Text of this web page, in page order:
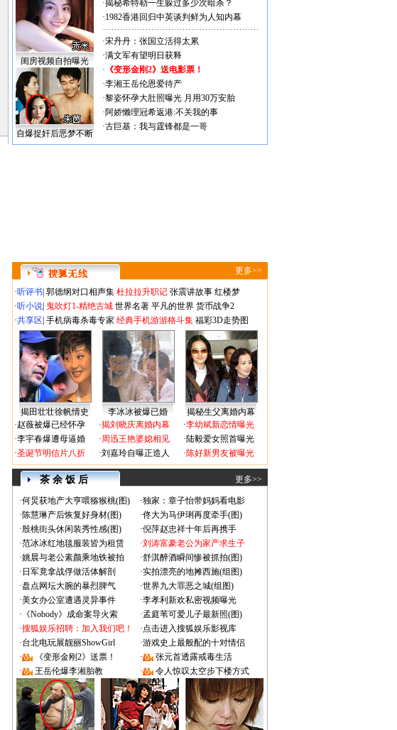
闺房视频自拍曝光
自爆捉奸后恶梦不断
·揭秘希特勒一生躲过多少次暗杀？
·1982香港回归中英谈判鲜为人知内幕
·宋丹丹：张国立活得太累
·满文军有望明日获释
· 《变形金刚2》送电影票！
·李湘王岳伦恩爱待产
·黎姿怀孕大肚照曝光 月用30万安胎
·阿娇懒理冠希返港:不关我的事
·古巨基：我与霆锋都是一哥
更多>>
·听评书 郭德纲对口相声集 杜拉拉升职记 张震讲故事 红楼梦
·听小说 鬼吹灯1-精绝古城 世界名著 平凡的世界 货币战争2
·共享区 手机病毒杀毒专家 经典手机游游格斗集 福彩3D走势图
揭田壮壮徐帆情史 李冰冰被爆已婚
揭秘生父离婚内幕
·赵薇被爆已经怀孕
·李宇春爆遭母逼婚
·圣诞节明信片八折
·揭刘晓庆离婚内幕
·周迅王艳婆媳相见
·刘嘉玲自曝正造人
·李幼斌新恋情曝光
·陆毅爱女照首曝光
·陈好新男友被曝光
茶 余 饭 后 更多>>
·何炅获地产大亨喂猕猴桃(图) ·独家：章子怡带妈妈看电影
·陈慧琳产后恢复好身材(图) ·佟大为马伊琍再度牵手(图)
·殷桃街头休闲装秀性感(图) ·倪萍赵忠祥十年后再携手
·范冰冰红地毯服装皆为租赁 ·刘涛富豪老公为家产求生子
·姚晨与老公素颜乘地铁被拍 ·舒淇醉酒瞬间惨被抓拍(图)
· 日军竟拿战俘做活体解剖 ·实拍漂亮的地摊西施(组图)
·盘点网坛大腕的暴烈脾气 ·世界九大罪恶之城(组图)
·美女办公室遭遇灵异事件 ·李孝利新欢私密视频曝光
· 《Nobody》成命案导火索 ·孟庭苇可爱儿子最新照(图)
·搜狐娱乐招聘：加入我们吧！ ·点击进入搜狐娱乐影视库
·台北电玩展靓丽ShowGirl ·游戏史上最般配的十对情侣
·
《变形金刚2》送票！ ·
张元首透露戒毒生活
·
王岳伦爆李湘胎教 · 令人惊叹太空步下楼方式